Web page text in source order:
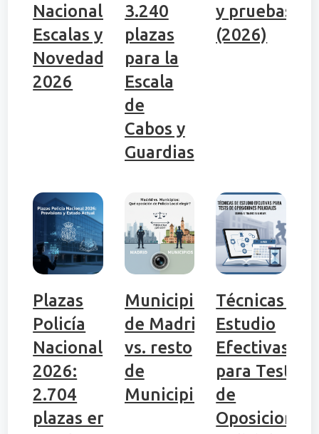
Nacional:
Escalas y
Novedades
2026
3.240
plazas
para la
Escala
de
Cabos y
Guardias
y pruebas
(2026)
Plazas
Policía
Nacional
2026:
2.704
plazas en
Municipio
de Madrid
vs. resto
de
Municipios
Técnicas de
Estudio
Efectivas
para Tests
de
Oposiciones